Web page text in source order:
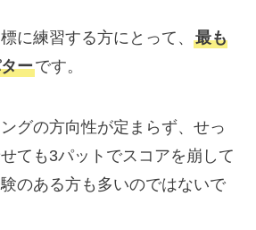
に練習する方にとって、 最も
ーです。
グの方向性が定まらず、せっ
ても3パットでスコアを崩して
のある方も多いのではないで